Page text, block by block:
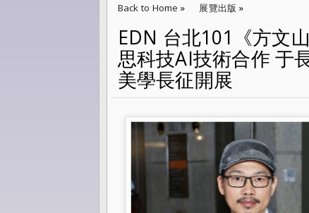
Back to Home » 展覽出版 »
EDN 台北101《方文山×數位宇宙》方文山
力 青花瓷 美學長征開展
EDN 台北101《方文
思科技AI技術合作 于
美學長征開展